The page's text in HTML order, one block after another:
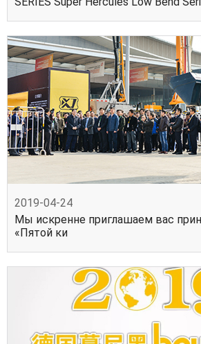
2019-04-24
Мы искренне приглашаем вас
«Пятой ки